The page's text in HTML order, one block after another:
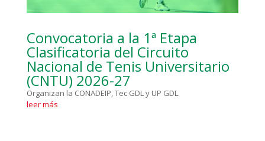
Convocatoria a la 1ª Etapa
Clasificatoria del Circuito
Nacional de Tenis Universitario
(CNTU) 2026-27
Organizan la CONADEIP, Tec GDL y UP GDL.
leer más